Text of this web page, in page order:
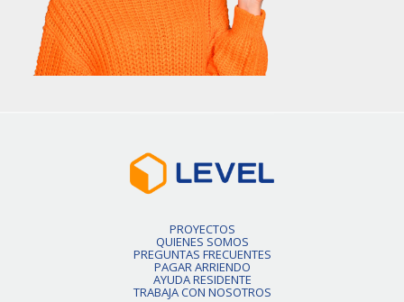
PROYECTOS
QUIENES SOMOS
PREGUNTAS FRECUENTES
PAGAR ARRIENDO
AYUDA RESIDENTE
TRABAJA CON NOSOTROS